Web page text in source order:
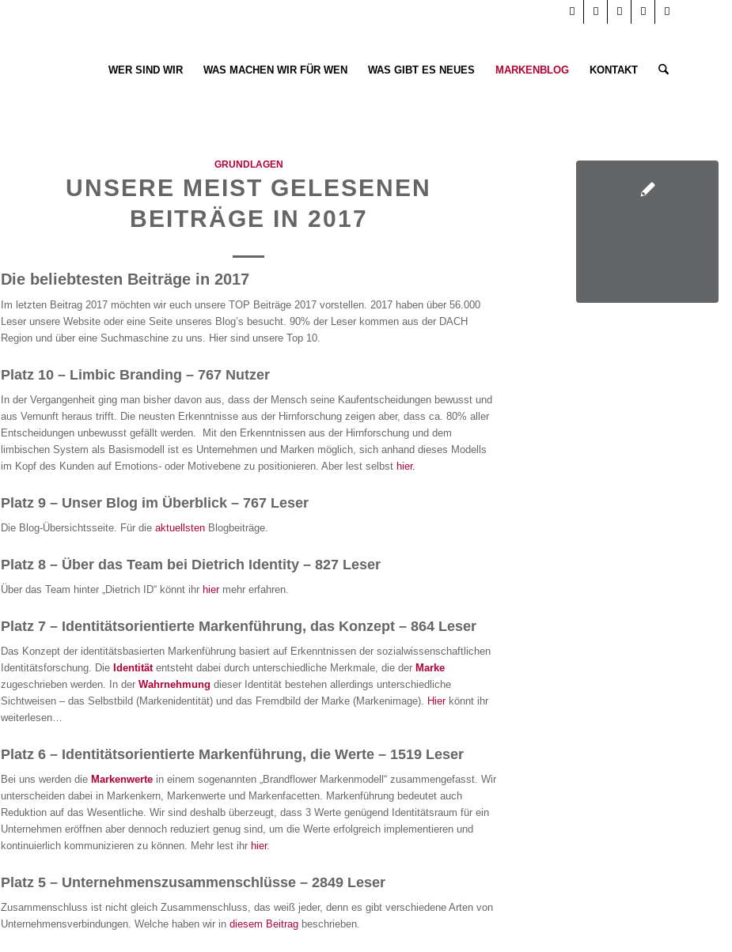
WER SIND WIR WAS MACHEN WIR FÜR WEN WAS GIBT ES NEUES MARKENBLOG KONTAKT
GRUNDLAGEN
UNSERE MEIST GELESENEN
BEITRÄGE IN 2017
Die beliebtesten Beiträge in 2017
Im letzten Beitrag 2017 möchten wir euch unsere TOP Beiträge 2017 vorstellen. 2017 haben über 56.000
Leser unsere Website oder eine Seite unseres Blog’s besucht. 90% der Leser kommen aus der DACH
Region und über eine Suchmaschine zu uns. Hier sind unsere Top 10.
Platz 10 – Limbic Branding – 767 Nutzer
In der Vergangenheit ging man bisher davon aus, dass der Mensch seine Kaufentscheidungen bewusst und
aus Vernunft heraus trifft. Die neusten Erkenntnisse aus der Hirnforschung zeigen aber, dass ca. 80% aller
Entscheidungen unbewusst gefällt werden. Mit den Erkenntnissen aus der Hirnforschung und dem
limbischen System als Basismodell ist es Unternehmen und Marken möglich, sich anhand dieses Modells
im Kopf des Kunden auf Emotions- oder Motivebene zu positionieren. Aber lest selbst hier.
Platz 9 – Unser Blog im Überblick – 767 Leser
Die Blog-Übersichtsseite. Für die aktuellstenBlogbeiträge.
Platz 8 – Über das Team bei Dietrich Identity – 827 Leser
Über das Team hinter „Dietrich ID“ könnt ihr hiermehr erfahren.
Platz 7 – Identitätsorientierte Markenführung, das Konzept – 864 Leser
Das Konzept der identitätsbasierten Markenführung basiert auf Erkenntnissen der sozialwissenschaftlichen
Identitätsforschung. Die Identitätentsteht dabei durch unterschiedliche Merkmale, die der Marke
zugeschrieben werden. In der Wahrnehmung dieser Identität bestehen allerdings unterschiedliche
Sichtweisen – das Selbstbild (Markenidentität) und das Fremdbild der Marke (Markenimage). Hierkönnt ihr
weiterlesen…
Platz 6 – Identitätsorientierte Markenführung, die Werte – 1519 Leser
Bei uns werden die Markenwertein einem sogenannten „Brandflower Markenmodell“ zusammengefasst. Wir
unterscheiden dabei in Markenkern, Markenwerte und Markenfacetten. Markenführung bedeutet auch
Reduktion auf das Wesentliche. Wir sind deshalb überzeugt, dass 3 Werte genügend Identitätsraum für ein
Unternehmen eröffnen aber dennoch reduziert genug sind, um die Werte erfolgreich implementieren und
kontinuierlich kommunizieren zu können. Mehr lest ihr hier.
Platz 5 – Unternehmenszusammenschlüsse – 2849 Leser
Zusammenschluss ist nicht gleich Zusammenschluss, das weiß jeder, denn es gibt verschiedene Arten von
Unternehmensverbindungen. Welche haben wir in diesem Beitragbeschrieben.